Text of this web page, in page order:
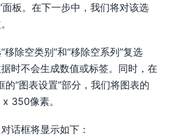
面板。在下一步中，我们将对该选
移除空类别”和“移除空系列”复选
时不会生成数值或标签。同时，在
的“图表设置”部分，我们将图表的
350像素。
话框将显示如下：